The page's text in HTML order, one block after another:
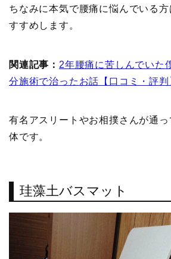
ちなみに本気で腰痛に悩んでいる
すすめします。
関連記事： 2年腰痛に苦しんでいた
分施術で治ったお話【口コミ・評判
有名アスリートやお相撲さんが通
体です。
珪藻土バスマット